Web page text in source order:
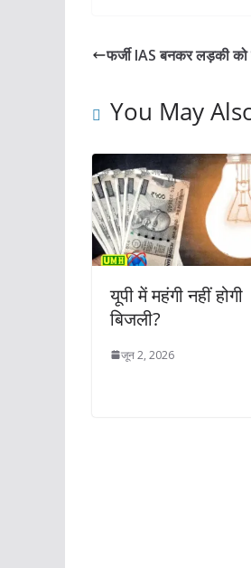
फर्जी IAS बनकर लड़की
You May
यूपी में महंगी नहीं होगी
बिजली?
जून 2, 2026